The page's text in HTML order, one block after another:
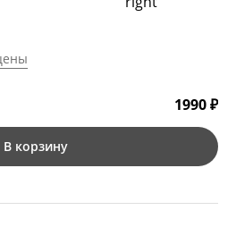
1990 ₽
В корзину